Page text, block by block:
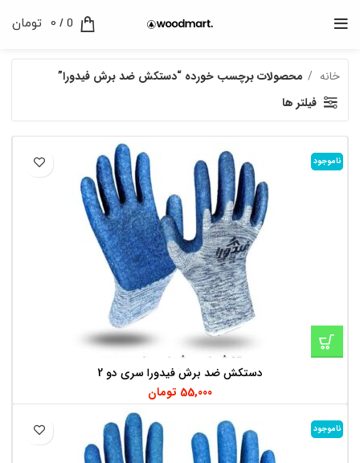
0
/
0 تومان
خانه
محصولات برچسب خورده “دستکش ضد برش فیدورا”
فیلتر ها
ناموجود
دستکش ضد برش فیدورا سری دو 2
55,000 تومان
ناموجود